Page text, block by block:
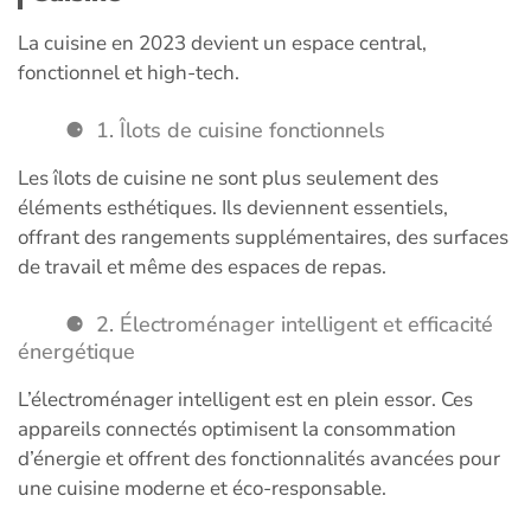
La cuisine en 2023 devient un espace central,
fonctionnel et high-tech.
1. Îlots de cuisine fonctionnels
Les îlots de cuisine ne sont plus seulement des
éléments esthétiques. Ils deviennent essentiels,
offrant des rangements supplémentaires, des surfaces
de travail et même des espaces de repas.
2. Électroménager intelligent et efficacité
énergétique
L’électroménager intelligent est en plein essor. Ces
appareils connectés optimisent la consommation
d’énergie et offrent des fonctionnalités avancées pour
une cuisine moderne et éco-responsable.